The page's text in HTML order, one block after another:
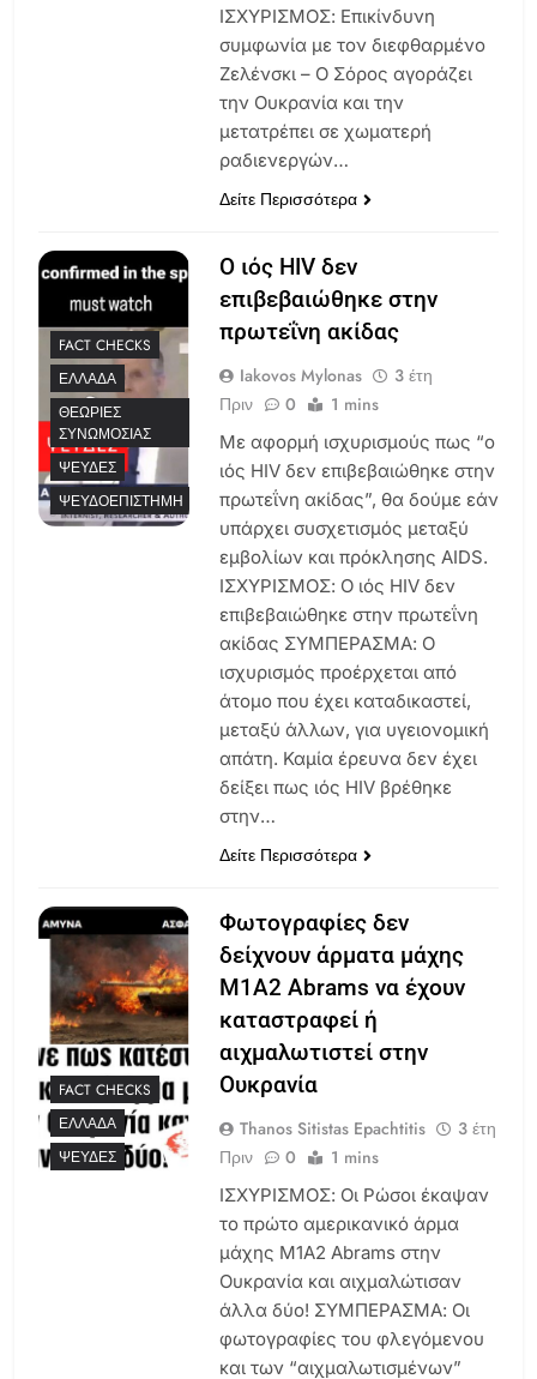
ΙΣΧΥΡΙΣΜΟΣ: Επικίνδυνη
συμφωνία με τον διεφθαρμένο
Ζελένσκι – Ο Σόρος αγοράζει
την Ουκρανία και την
μετατρέπει σε χωματερή
ραδιενεργών…
Δείτε Περισσότερα
FACT CHECKS
ΕΛΛΆΔΑ
ΘΕΩΡΊΕΣ
ΣΥΝΩΜΟΣΊΑΣ
ΨΕΥΔΈΣ
ΨΕΥΔΟΕΠΙΣΤΉΜΗ
Ο ιός HIV δεν
επιβεβαιώθηκε στην
πρωτεΐνη ακίδας
Iakovos Mylonas
3 έτη
Πριν
0 1 mins
Με αφορμή ισχυρισμούς πως “ο
ιός HIV δεν επιβεβαιώθηκε στην
πρωτεΐνη ακίδας”, θα δούμε εάν
υπάρχει συσχετισμός μεταξύ
εμβολίων και πρόκλησης AIDS.
ΙΣΧΥΡΙΣΜΟΣ: Ο ιός HIV δεν
επιβεβαιώθηκε στην πρωτεΐνη
ακίδας ΣΥΜΠΕΡΑΣΜΑ: Ο
ισχυρισμός προέρχεται από
άτομο που έχει καταδικαστεί,
μεταξύ άλλων, για υγειονομική
απάτη. Καμία έρευνα δεν έχει
δείξει πως ιός HIV βρέθηκε
στην…
Δείτε Περισσότερα
FACT CHECKS
ΕΛΛΆΔΑ
ΨΕΥΔΈΣ
Φωτογραφίες δεν
δείχνουν άρματα μάχης
M1A2 Abrams να έχουν
καταστραφεί ή
αιχμαλωτιστεί στην
Ουκρανία
Thanos Sitistas Epachtitis
3 έτη
Πριν
0 1 mins
ΙΣΧΥΡΙΣΜΟΣ: Οι Ρώσοι έκαψαν
το πρώτο αμερικανικό άρμα
μάχης M1A2 Abrams στην
Ουκρανία και αιχμαλώτισαν
άλλα δύο! ΣΥΜΠΕΡΑΣΜΑ: Οι
φωτογραφίες του φλεγόμενου
και των “αιχμαλωτισμένων”